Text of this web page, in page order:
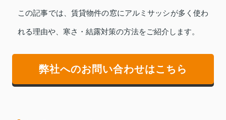
この記事では、賃貸物件の窓にアルミサッシが多く使わ
れる理由や、寒さ・結露対策の方法をご紹介します。
弊社へのお問い合わせはこちら